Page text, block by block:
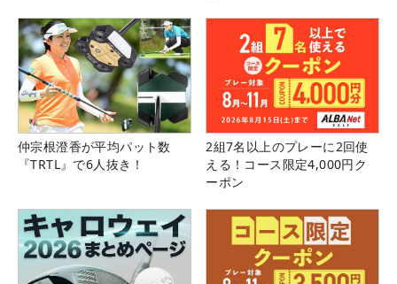
仲宗根澄香が平均パット数
『TRTL』で6人抜き！
2組7名以上のプレーに2回使
える！コース限定4,000円ク
ーポン